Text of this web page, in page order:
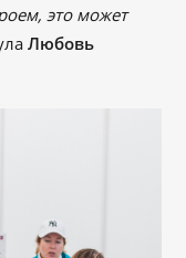
это может
Любовь